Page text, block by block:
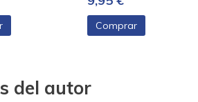
Comprar
del autor